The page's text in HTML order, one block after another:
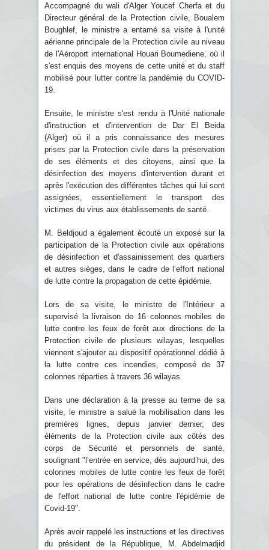
Accompagné du wali d'Alger Youcef Cherfa et du
Directeur général de la Protection civile, Boualem
Boughlef, le ministre a entamé sa visite à l'unité
aérienne principale de la Protection civile au niveau
de l'Aéroport international Houari Boumediene, où il
s'est enquis des moyens de cette unité et du staff
mobilisé pour lutter contre la pandémie du COVID-
19.
Ensuite, le ministre s'est rendu à l'Unité nationale
d'instruction et d'intervention de Dar El Beida
(Alger) où il a pris connaissance des mesures
prises par la Protection civile dans la préservation
de ses éléments et des citoyens, ainsi que la
désinfection des moyens d'intervention durant et
après l'exécution des différentes tâches qui lui sont
assignées, essentiellement le transport des
victimes du virus aux établissements de santé.
M. Beldjoud a également écouté un exposé sur la
participation de la Protection civile aux opérations
de désinfection et d'assainissement des quartiers
et autres sièges, dans le cadre de l’effort national
de lutte contre la propagation de cette épidémie.
Lors de sa visite, le ministre de l'Intérieur a
supervisé la livraison de 16 colonnes mobiles de
lutte contre les feux de forêt aux directions de la
Protection civile de plusieurs wilayas, lesquelles
viennent s'ajouter au dispositif opérationnel dédié à
la lutte contre ces incendies, composé de 37
colonnes réparties à travers 36 wilayas.
Dans une déclaration à la presse au terme de sa
visite, le ministre a salué la mobilisation dans les
premières lignes, depuis janvier dernier, des
éléments de la Protection civile aux côtés des
corps de Sécurité et personnels de santé,
soulignant "l’entrée en service, dès aujourd’hui, des
colonnes mobiles de lutte contre les feux de forêt
pour les opérations de désinfection dans le cadre
de l'effort national de lutte contre l'épidémie de
Covid-19".
Après avoir rappelé les instructions et les directives
du président de la République, M. Abdelmadjid